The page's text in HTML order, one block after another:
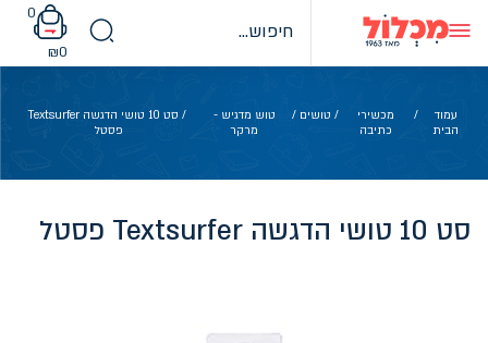
content
0
₪0
עמוד
הבית
/
מכשירי
כתיבה
/ טושים /
טוש מדגיש -
מרקר
/ סט 10 טושי הדגשה Textsurfer
פסטל
סט 10 טושי הדגשה Textsurfer פסטל